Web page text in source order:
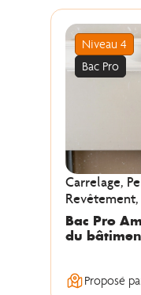
Niveau 4
Bac Pro
Carrelage,
Bac Pro
du
Proposé